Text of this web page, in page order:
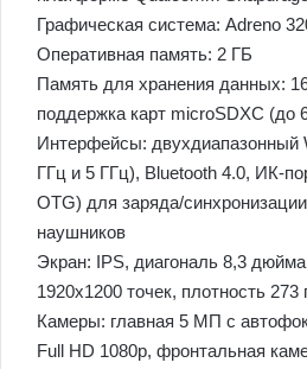
Графическая система: Adreno
Оперативная память: 2 ГБ
Память для хранения данных:
поддержка карт microSDXC (до
Интерфейсы: двухдиапазонный
ГГц и 5 ГГц), Bluetooth 4.0, ИК-
OTG) для заряда/
наушников
Экран: IPS, диагональ 8,3
1920х1200 точек, плотность
Камеры: главная 5 МП с
Full HD 1080p, фронтальная